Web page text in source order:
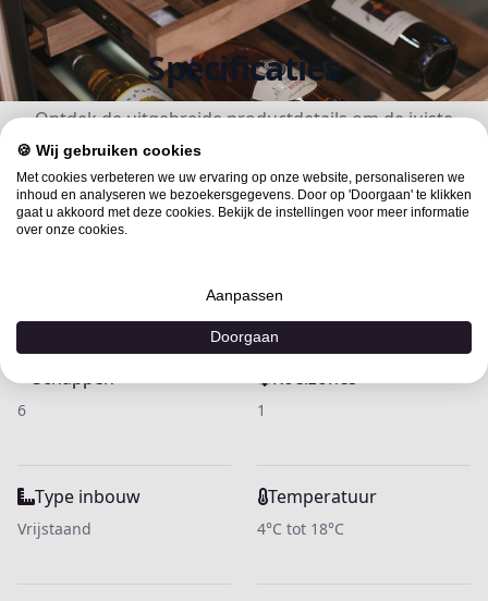
Specificaties
Ontdek de uitgebreide productdetails om de juiste
keuze te maken
51 x 48 x 83 cm (LxBxH)
Schappen
6
Koelzones
1
Type inbouw
Vrijstaand
Temperatuur
4°C tot 18°C
🍪 Wij gebruiken cookies
Met cookies verbeteren we uw ervaring op onze website, personaliseren we
inhoud en analyseren we bezoekersgegevens. Door op 'Doorgaan' te klikken
gaat u akkoord met deze cookies. Bekijk de instellingen voor meer informatie
over onze cookies.
Aanpassen
Doorgaan